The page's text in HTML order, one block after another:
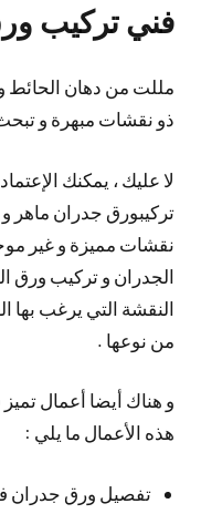
فني تركيب
مللت من دهان الحائط
ذو نقشات مبهرة و
لا عليك ، يمكنك
تركيبورق جدران ماهر
نقشات مميزة و غير
الجدران و تركيب ورق
النقشة التي يرغب بها
من نوعها .
و هناك أيضا أعمال
هذه الأعمال ما يلي :
تفصيل ورق جدران